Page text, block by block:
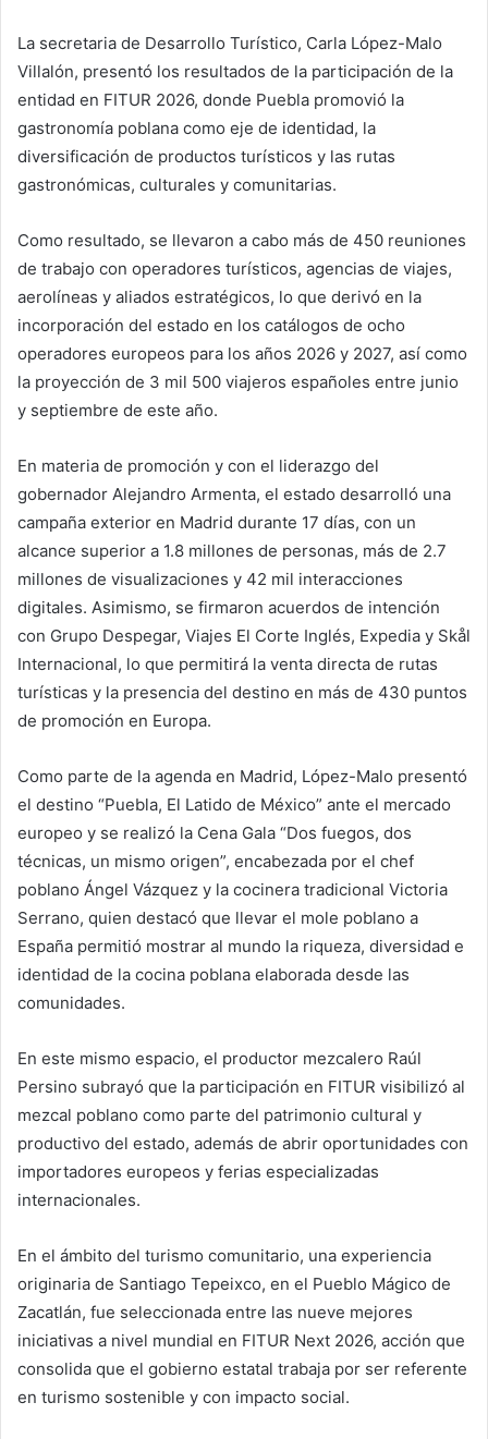
La secretaria de Desarrollo Turístico, Carla López-Malo
Villalón, presentó los resultados de la participación de la
entidad en FITUR 2026, donde Puebla promovió la
gastronomía poblana como eje de identidad, la
diversificación de productos turísticos y las rutas
gastronómicas, culturales y comunitarias.
Como resultado, se llevaron a cabo más de 450 reuniones
de trabajo con operadores turísticos, agencias de viajes,
aerolíneas y aliados estratégicos, lo que derivó en la
incorporación del estado en los catálogos de ocho
operadores europeos para los años 2026 y 2027, así como
la proyección de 3 mil 500 viajeros españoles entre junio
y septiembre de este año.
En materia de promoción y con el liderazgo del
gobernador Alejandro Armenta, el estado desarrolló una
campaña exterior en Madrid durante 17 días, con un
alcance superior a 1.8 millones de personas, más de 2.7
millones de visualizaciones y 42 mil interacciones
digitales. Asimismo, se firmaron acuerdos de intención
con Grupo Despegar, Viajes El Corte Inglés, Expedia y Skål
Internacional, lo que permitirá la venta directa de rutas
turísticas y la presencia del destino en más de 430 puntos
de promoción en Europa.
Como parte de la agenda en Madrid, López-Malo presentó
el destino “Puebla, El Latido de México” ante el mercado
europeo y se realizó la Cena Gala “Dos fuegos, dos
técnicas, un mismo origen”, encabezada por el chef
poblano Ángel Vázquez y la cocinera tradicional Victoria
Serrano, quien destacó que llevar el mole poblano a
España permitió mostrar al mundo la riqueza, diversidad e
identidad de la cocina poblana elaborada desde las
comunidades.
En este mismo espacio, el productor mezcalero Raúl
Persino subrayó que la participación en FITUR visibilizó al
mezcal poblano como parte del patrimonio cultural y
productivo del estado, además de abrir oportunidades con
importadores europeos y ferias especializadas
internacionales.
En el ámbito del turismo comunitario, una experiencia
originaria de Santiago Tepeixco, en el Pueblo Mágico de
Zacatlán, fue seleccionada entre las nueve mejores
iniciativas a nivel mundial en FITUR Next 2026, acción que
consolida que el gobierno estatal trabaja por ser referente
en turismo sostenible y con impacto social.